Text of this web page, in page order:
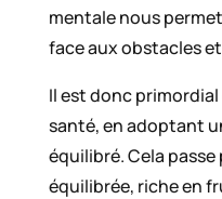
mentale nous
face aux obstacles
Il est donc
santé, en adoptant
équilibré. Cela
équilibrée, riche en